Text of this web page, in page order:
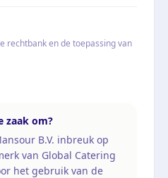
rechtbank en de toepassing van
zaak om?
B.V. inbreuk op
van Global Catering
het gebruik van de